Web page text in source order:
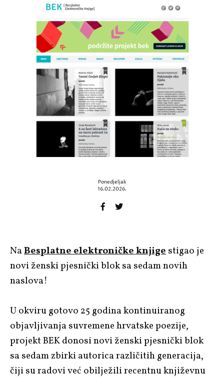
Ponedjeljak
16.02.2026.
NaBesplatne elektroničke knjigestigao je
novi ženski pjesnički blok sa sedam novih
naslova!
U okviru gotovo 25 godina kontinuiranog
objavljivanja suvremene hrvatske poezije,
projekt BEK donosi novi ženski pjesnički blok
sa sedam zbirki autorica različitih generacija,
čiji su radovi već obilježili recentnu književnu